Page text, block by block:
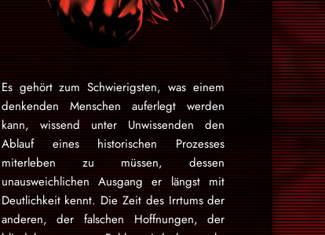
Es gehört zum Schwierigsten, was einem
denkenden Menschen auferlegt werden
kann, wissend unter Unwissenden den
Ablauf eines historischen Prozesses
miterleben zu müssen, dessen
unausweichlichen Ausgang er längst mit
Deutlichkeit kennt. Die Zeit des Irrtums der
anderen, der falschen Hoffnungen, der